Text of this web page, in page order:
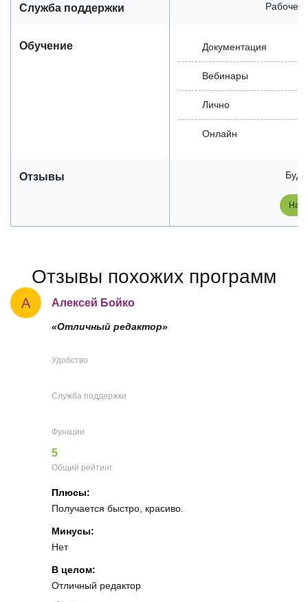
Служба поддержки Рабочее
Обучение Документация
Вебинары
Лично
Онлайн
Отзывы
Отзывы похожих программ
A Aлексей Бойко
«Отличный редактор»
Удобство
Служба поддержки
Функции
5
Общий рейтинг
Плюсы:
Получается быстро, красиво.
Минусы:
Нет
В целом:
Отличный редактор